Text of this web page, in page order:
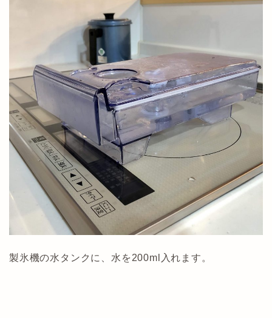
製氷機の水タンクに、水を200ml入れます。